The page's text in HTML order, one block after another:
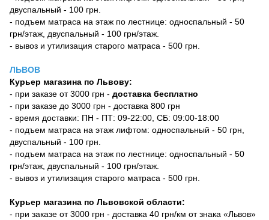
двуспальный - 100 грн.
- подъем матраса на этаж по лестнице: односпальный - 50
грн/этаж, двуспальный - 100 грн/этаж.
- вывоз и утилизация старого матраса - 500 грн.
ЛЬВОВ
Курьер магазина по Львову:
- при заказе от 3000 грн - доставка бесплатно
- при заказе до 3000 грн - доставка 800 грн
- время доставки: ПН - ПТ: 09-22:00, СБ: 09:00-18:00
- подъем матраса на этаж лифтом: односпальный - 50 грн,
двуспальный - 100 грн.
- подъем матраса на этаж по лестнице: односпальный - 50
грн/этаж, двуспальный - 100 грн/этаж.
- вывоз и утилизация старого матраса - 500 грн.
Курьер магазина по Львовской области:
- при заказе от 3000 грн - доставка 40 грн/км от знака «Львов»